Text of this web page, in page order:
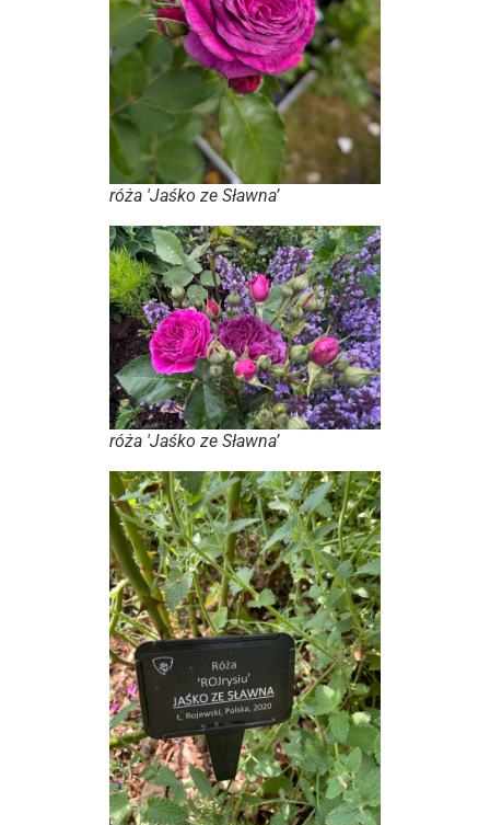
róża 'Jaśko ze Sławna’
róża 'Jaśko ze Sławna’